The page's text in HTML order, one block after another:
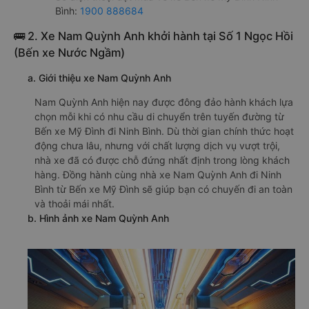
Bình: 1900 888684
🚌 2. Xe Nam Quỳnh Anh khởi hành tại Số 1 Ngọc Hồi
(Bến xe Nước Ngầm)
a. Giới thiệu xe Nam Quỳnh Anh
Nam Quỳnh Anh hiện nay được đông đảo hành khách lựa
chọn mỗi khi có nhu cầu di chuyển trên tuyến đường từ
Bến xe Mỹ Đình đi Ninh Bình. Dù thời gian chính thức hoạt
động chưa lâu, nhưng với chất lượng dịch vụ vượt trội,
nhà xe đã có được chỗ đứng nhất định trong lòng khách
hàng. Đồng hành cùng nhà xe Nam Quỳnh Anh đi Ninh
Bình từ Bến xe Mỹ Đình sẽ giúp bạn có chuyến đi an toàn
và thoải mái nhất.
b. Hình ảnh xe Nam Quỳnh Anh